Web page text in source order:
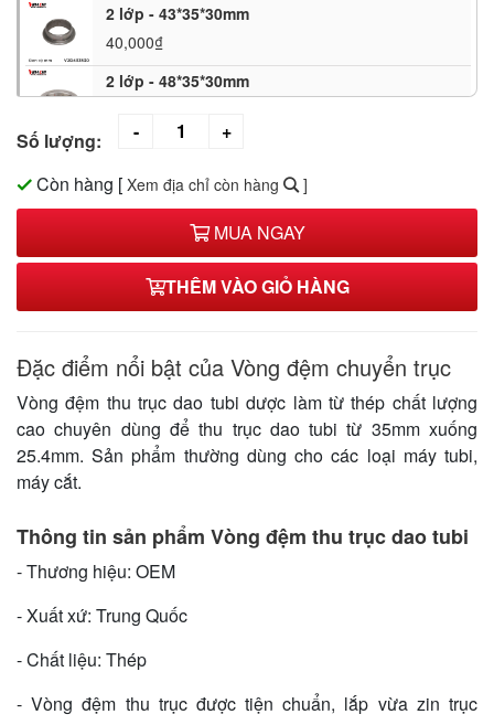
2 lớp - 43*35*30mm
40,000₫
2 lớp - 48*35*30mm
35,000₫
35*30*15mm
35,000₫
35*30*10mm
35,000₫
35*25.4*15mm
35,000₫
Số lượng:
Còn hàng [ Xem địa chỉ còn hàng ]
MUA NGAY
THÊM VÀO GIỎ HÀNG
Đặc điểm nổi bật của Vòng đệm chuyển trục
Vòng đệm thu trục dao tubi dược làm từ thép chất lượng
cao chuyên dùng để thu trục dao tubi từ 35mm xuống
25.4mm. Sản phẩm thường dùng cho các loại máy tubi,
máy cắt.
Thông tin sản phẩm Vòng đệm thu trục dao tubi
- Thương hiệu: OEM
- Xuất xứ: Trung Quốc
- Chất liệu: Thép
- Vòng đệm thu trục được tiện chuẩn, lắp vừa zin trục